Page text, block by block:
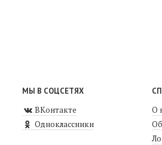
МЫ В СОЦСЕТЯХ
ВКонтакте
Одноклассники
О